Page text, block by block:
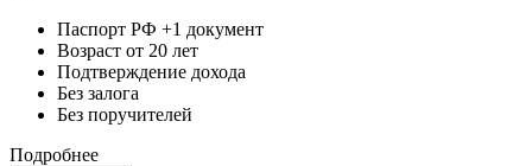
Паспорт РФ +1 документ
Возраст от 20 лет
Подтверждение дохода
Без залога
Без поручителей
Подробнее